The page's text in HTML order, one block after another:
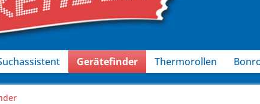
Gerätefinder Thermorollen